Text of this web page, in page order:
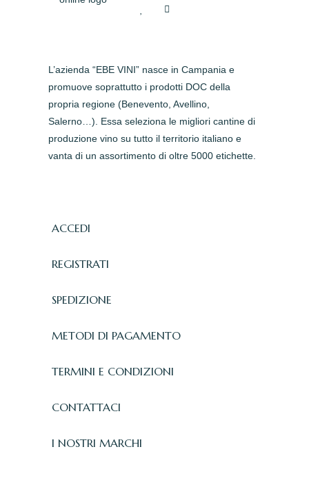
L’azienda “EBE VINI” nasce in Campania e
promuove soprattutto i prodotti DOC della
propria regione (Benevento, Avellino,
Salerno…). Essa seleziona le migliori cantine di
produzione vino su tutto il territorio italiano e
vanta di un assortimento di oltre 5000 etichette.
ACCEDI
REGISTRATI
SPEDIZIONE
METODI DI PAGAMENTO
TERMINI E CONDIZIONI
CONTATTACI
I NOSTRI MARCHI